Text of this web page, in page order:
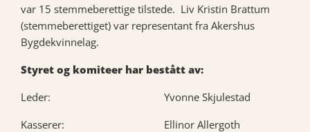
var 15 stemmeberettige tilstede. Liv Kristin Brattum
(stemmeberettiget) var representant fra Akershus
Bygdekvinnelag.
Styret og komiteer har bestått av:
Leder: Yvonne Skjulestad
Kasserer: Ellinor Allergoth